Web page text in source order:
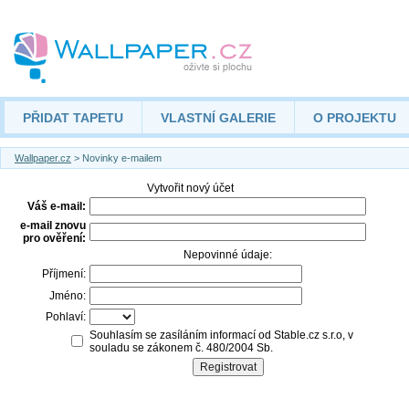
PŘIDAT TAPETU VLASTNÍ GALERIE O PROJEKTU
Wallpaper.cz > Novinky e-mailem